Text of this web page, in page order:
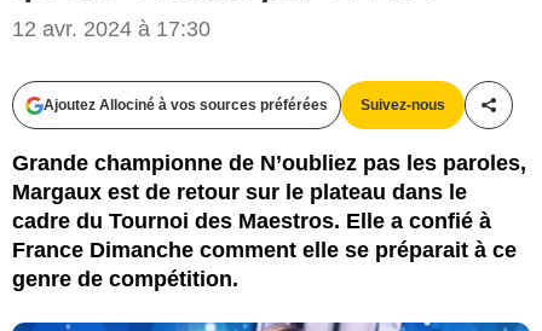
12 avr. 2024 à 17:30
Ajoutez Allociné à vos sources préférées Suivez-nous
Grande championne de N’oubliez pas les paroles,
Margaux est de retour sur le plateau dans le
cadre du Tournoi des Maestros. Elle a confié à
France Dimanche comment elle se préparait à ce
genre de compétition.